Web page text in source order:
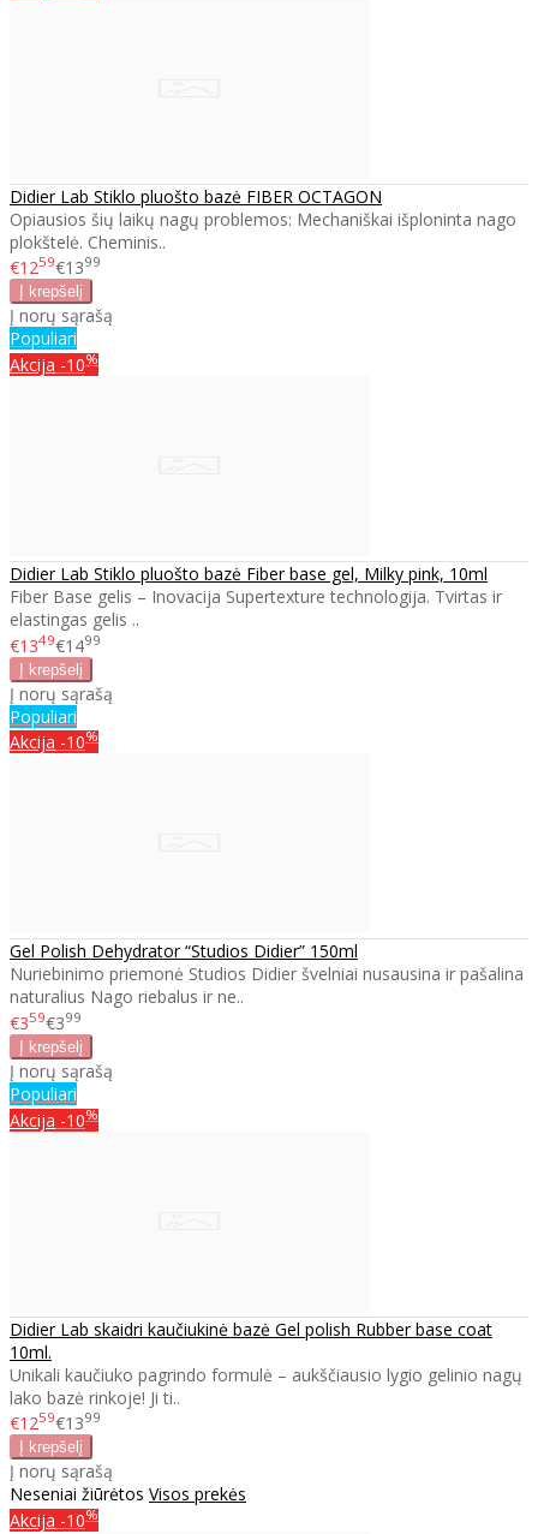
Didier Lab Stiklo pluošto bazė FIBER OCTAGON
Opiausios šių laikų nagų problemos: Mechaniškai išploninta nago
plokštelė. Cheminis..
€1259€1399
Į norų sąrašą
Populiari
Akcija -10%
Didier Lab Stiklo pluošto bazė Fiber base gel, Milky pink, 10ml
Fiber Base gelis – Inovacija Supertexture technologija. Tvirtas ir
elastingas gelis ..
€1349€1499
Į norų sąrašą
Populiari
Akcija -10%
Gel Polish Dehydrator “Studios Didier” 150ml
Nuriebinimo priemonė Studios Didier švelniai nusausina ir pašalina
naturalius Nago riebalus ir ne..
€359€399
Į norų sąrašą
Populiari
Akcija -10%
Didier Lab skaidri kaučiukinė bazė Gel polish Rubber base coat
10ml.
Unikali kaučiuko pagrindo formulė – aukščiausio lygio gelinio nagų
lako bazė rinkoje! Ji ti..
€1259€1399
Į norų sąrašą
Neseniai žiūrėtos Visos prekės
Akcija -10%